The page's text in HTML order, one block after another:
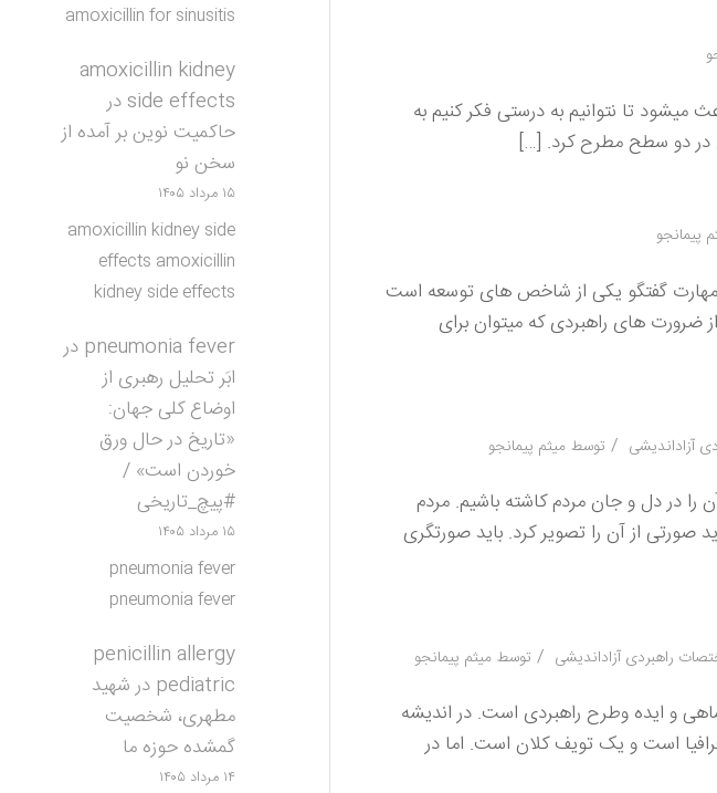
میشود تا نتوانیم به درستی فکر کنیم به
پیمانجو
مهارت گفتگو یکی از شاخص های توسعه است
های راهبردی که میتوان برای
آزاداندیشی / توسط میثم پیمانجو
را در دل و جان مردم کاشته باشیم. مردم
صورتی از آن را تصویر کرد. باید صورتگری
راهبردی آزاداندیشی / توسط میثم پیمانجو
و ایده وطرح راهبردی است. در اندیشه
است و یک تویف کلان است. اما در
amoxicillin for sinusitis
amoxicillin kidney
side effects در
حاکمیت نوین بر آمده از
سخن نو
۱۵ مرداد ۱۴۰۵
amoxicillin kidney side
effects amoxicillin
kidney side effects
pneumonia fever در
ابَر تحلیل رهبری از
اوضاع کلی جهان:
«تاریخ در حال ورق
خوردن است» /
#پیچ_تاریخی
۱۵ مرداد ۱۴۰۵
pneumonia fever
pneumonia fever
penicillin allergy
pediatric درشهید
مطهری، شخصیت
گمشده حوزه ما
۱۴ مرداد ۱۴۰۵